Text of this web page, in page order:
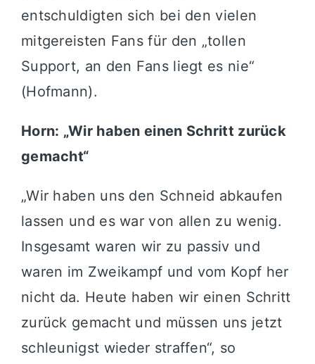
entschuldigten sich bei den vielen
mitgereisten Fans für den „tollen
Support, an den Fans liegt es nie“
(Hofmann).
Horn: „Wir haben einen Schritt zurück
gemacht“
„Wir haben uns den Schneid abkaufen
lassen und es war von allen zu wenig.
Insgesamt waren wir zu passiv und
waren im Zweikampf und vom Kopf her
nicht da. Heute haben wir einen Schritt
zurück gemacht und müssen uns jetzt
schleunigst wieder straffen“, so